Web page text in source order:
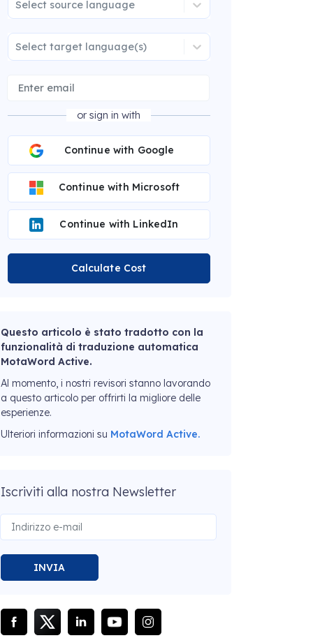
Select source language
Select target language(s)
or sign in with
Continue with Google
Continue with Microsoft
Continue with LinkedIn
Calculate Cost
Questo articolo è stato tradotto con la
funzionalità di traduzione automatica
MotaWord Active.
Al momento, i nostri revisori stanno lavorando
a questo articolo per offrirti la migliore delle
esperienze.
Ulteriori informazioni su MotaWord Active.
Iscriviti alla nostra Newsletter
INVIA